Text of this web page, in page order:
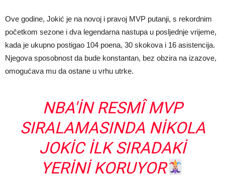
Ove godine, Jokić je na novoj i pravoj MVP putanji, s rekordnim
početkom sezone i dva legendarna nastupa u posljednje vrijeme,
kada je ukupno postigao 104 poena, 30 skokova i 16 asistencija.
Njegova sposobnost da bude konstantan, bez obzira na izazove,
omogućava mu da ostane u vrhu utrke.
NBA'IN RESMÎ MVP
SIRALAMASINDA NIKOLA
JOKIC ILK SIRADAKI
YERINI KORUYOR